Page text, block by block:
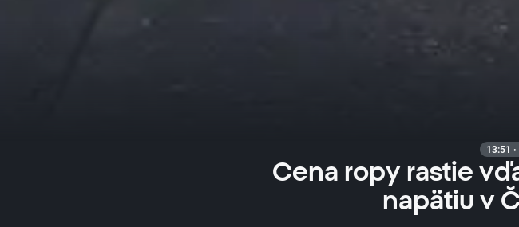
13:51
Cena ropy rastie
napätiu v